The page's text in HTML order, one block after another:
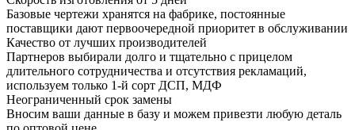
Базовые чертежи хранятся на фабрике, постоянные
поставщики дают первоочередной приоритет в обслуживании
Качество от лучших производителей
Партнеров выбирали долго и тщательно с прицелом
длительного сотрудничества и отсутствия рекламаций,
используем только 1-й сорт ДСП, МДФ
Неограниченный срок замены
Вносим ваши данные в базу и можем привезти любую деталь